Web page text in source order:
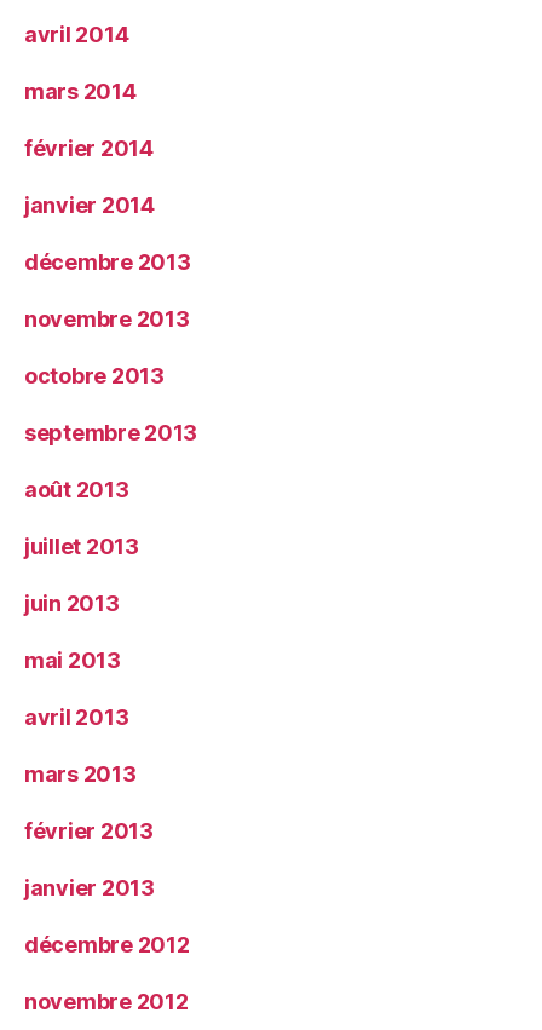
avril 2014
mars 2014
février 2014
janvier 2014
décembre 2013
novembre 2013
octobre 2013
septembre 2013
août 2013
juillet 2013
juin 2013
mai 2013
avril 2013
mars 2013
février 2013
janvier 2013
décembre 2012
novembre 2012